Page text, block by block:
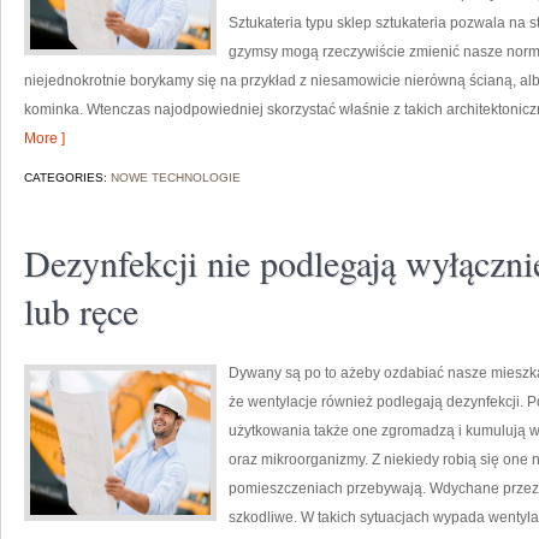
Sztukateria typu sklep sztukateria pozwala na
gzymsy mogą rzeczywiście zmienić nasze
niejednokrotnie borykamy się na przykład z niesamowicie nierówną ścianą,
kominka. Wtenczas najodpowiedniej skorzystać właśnie z takich
More ]
CATEGORIES: NOWE TECHNOLOGIE
Dezynfekcji nie podlegają
lub ręce
Dywany są po to ażeby ozdabiać nasze
że wentylacje również podlegają dezynfekcji.
użytkowania także one zgromadzą i kumulują
oraz mikroorganizmy. Z niekiedy robią się one
pomieszczeniach przebywają. Wdychane
szkodliwe. W takich sytuacjach wypada